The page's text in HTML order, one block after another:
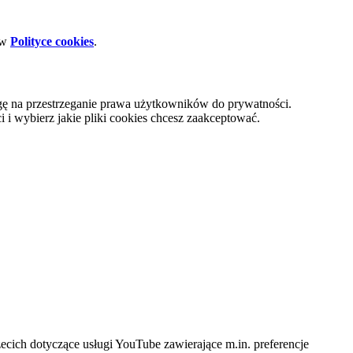
Polityce cookies.
na przestrzeganie prawa użytkowników do prywatności.
i wybierz jakie pliki cookies chcesz zaakceptować.
dotyczące usługi YouTube zawierające m.in. preferencje